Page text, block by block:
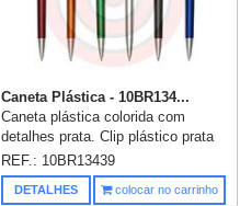
Caneta Plástica - 10BR134...
Caneta plástica colorida com
detalhes prata. Clip plástico prata
com detalhe vazado. Aciona por
clique. Gravação em 1 cor já
incluso.
REF.: 10BR13439
DETALHES colocar no carrinho